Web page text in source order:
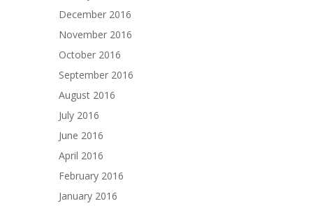
December 2016
November 2016
October 2016
September 2016
August 2016
July 2016
June 2016
April 2016
February 2016
January 2016